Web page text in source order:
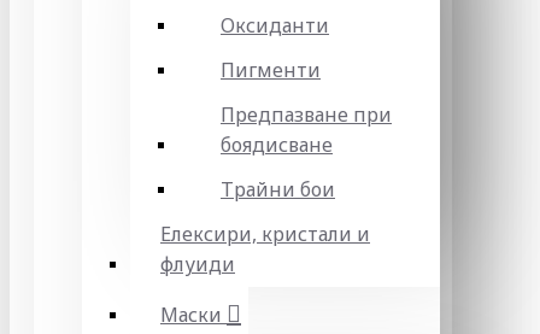
Оксиданти
Пигменти
Предпазване при
боядисване
Трайни бои
Елексири, кристали и
флуиди
Маски